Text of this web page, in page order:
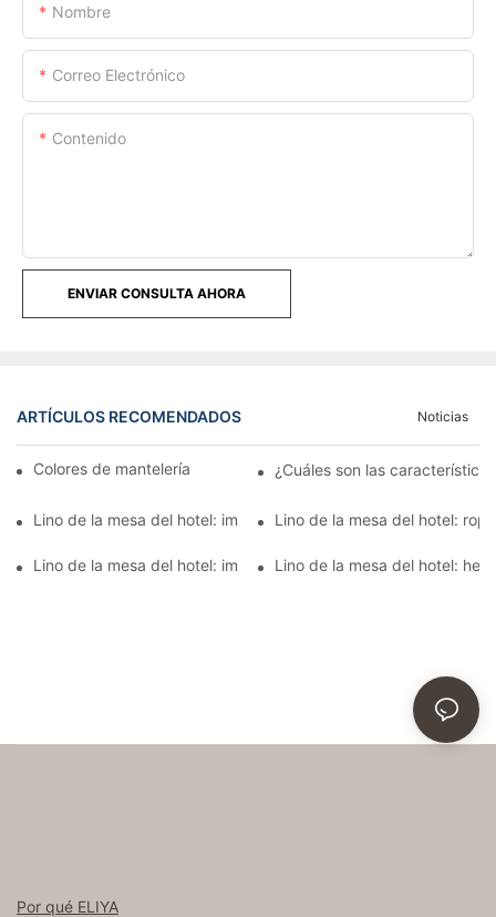
Nombre
Correo Electrónico
Contenido
ENVIAR CONSULTA AHORA
ARTÍCULOS RECOMENDADOS Noticias
Colores de mantelería para recepción nupcial
¿Cuáles son las
Lino de la mesa del hotel: impresionante ropa de mesa para la
Lino de la mesa del hotel:
Lino de la mesa del hotel: impresionante ropa de mesa para el
Lino de la mesa del hotel:
Por qué ELIYA